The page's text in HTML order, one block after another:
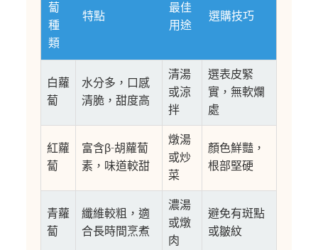
蔔
種
類
特點
最佳
用途
選購技巧
白蘿
蔔
水分多，口感
清脆，甜度高
清湯
或涼
拌
選表皮緊
實，無軟爛
處
紅蘿
蔔
富含β-胡蘿蔔
素，味道較甜
燉湯
或炒
菜
顏色鮮豔，
根部堅硬
青蘿
蔔
纖維較粗，適
合長時間烹煮
濃湯
或燉
肉
避免有斑點
或皺紋